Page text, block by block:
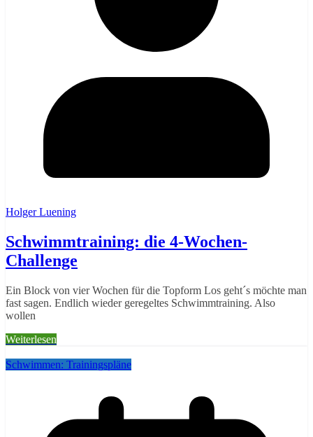
Holger Luening
Schwimmtraining: die 4-Wochen-
Challenge
Ein Block von vier Wochen für die Topform Los geht´s möchte man
fast sagen. Endlich wieder geregeltes Schwimmtraining. Also
wollen
Weiterlesen
Schwimmen: Trainingspläne